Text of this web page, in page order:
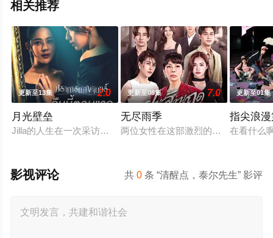
相关推荐
更新至13集 2.0
月光壁垒
Jilla的人生在一次采访中彻底偏离了轨道，她采访的对象是泰国
更新至08集 7.0
无尽雨季
两位女性在这部激烈的家庭剧中争夺
更新至01集
指尖浪
在看什么
共0 条 “清醒点，泰尔先生” 影评
影视评论